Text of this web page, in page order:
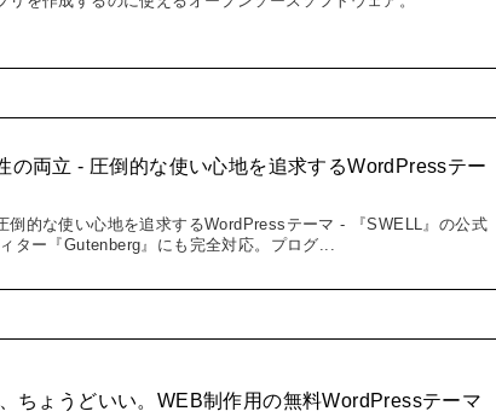
の両立 - 圧倒的な使い心地を追求するWordPressテー
倒的な使い心地を追求するWordPressテーマ - 『SWELL』の公式
ター『Gutenberg』にも完全対応。プログ...
ちょうどいい。WEB制作用の無料WordPressテーマ